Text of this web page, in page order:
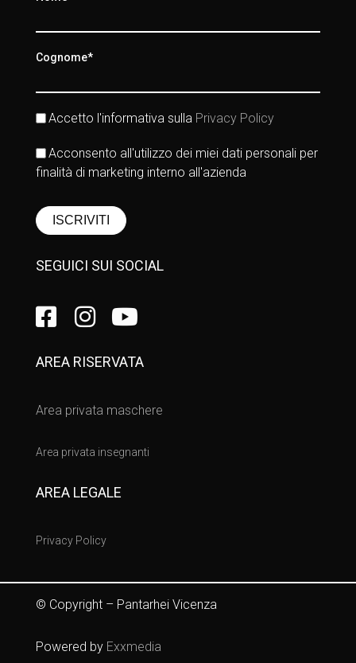
Cognome*
Accetto l'informativa sulla Privacy Policy
Acconsento all'utilizzo dei miei dati personali per
finalità di marketing interno all'azienda
SEGUICI SUI SOCIAL
AREA RISERVATA
Area privata maschere
Area privata insegnanti
AREA LEGALE
Privacy Policy
© Copyright – Pantarhei Vicenza
Powered by Exxmedia